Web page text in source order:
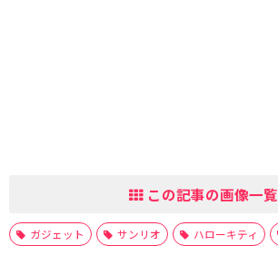
この記事の画像一覧
ガジェット サンリオ ハローキティ